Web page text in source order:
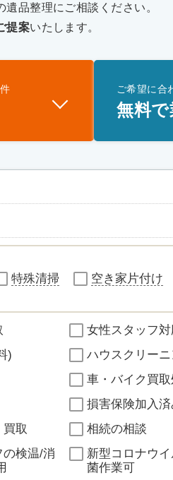
品整理にご相談ください。
提案いたします。
件 ご希望に合
無料
特殊清掃 空き家片付け
女性スタッフ
)
ハウスクリー
車・バイク買取
損害保険加入済
取
相続の相談
検温/消
新型コロナウ
菌作業可